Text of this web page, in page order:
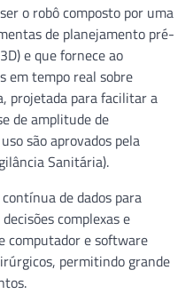
o robô composto por uma
de planejamento pré-
e que fornece ao
em tempo real sobre
projetada para facilitar a
de amplitude de
são aprovados pela
Sanitária).
de dados para
complexas e
computador e software
permitindo grande